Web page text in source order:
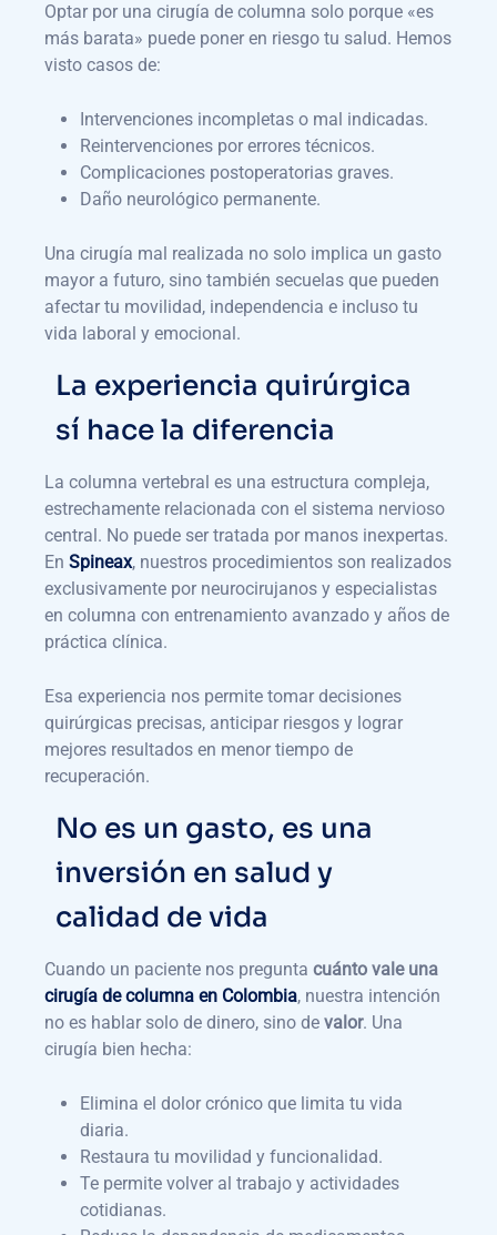
Optar por una cirugía de columna solo porque «es
más barata» puede poner en riesgo tu salud. Hemos
visto casos de:
Intervenciones incompletas o mal indicadas.
Reintervenciones por errores técnicos.
Complicaciones postoperatorias graves.
Daño neurológico permanente.
Una cirugía mal realizada no solo implica un gasto
mayor a futuro, sino también secuelas que pueden
afectar tu movilidad, independencia e incluso tu
vida laboral y emocional.
La experiencia quirúrgica
sí hace la diferencia
La columna vertebral es una estructura compleja,
estrechamente relacionada con el sistema nervioso
central. No puede ser tratada por manos inexpertas.
En Spineax, nuestros procedimientos son realizados
exclusivamente por neurocirujanos y especialistas
en columna con entrenamiento avanzado y años de
práctica clínica.
Esa experiencia nos permite tomar decisiones
quirúrgicas precisas, anticipar riesgos y lograr
mejores resultados en menor tiempo de
recuperación.
No es un gasto, es una
inversión en salud y
calidad de vida
Cuando un paciente nos pregunta cuánto vale una
cirugía de columna en Colombia, nuestra intención
no es hablar solo de dinero, sino de valor. Una
cirugía bien hecha:
Elimina el dolor crónico que limita tu vida
diaria.
Restaura tu movilidad y funcionalidad.
Te permite volver al trabajo y actividades
cotidianas.